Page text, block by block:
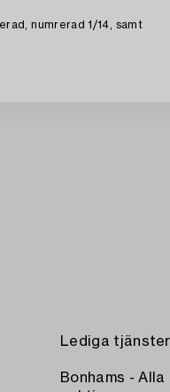
numrerad 1/14, samt
Lediga tjänster
Bonhams - Alla